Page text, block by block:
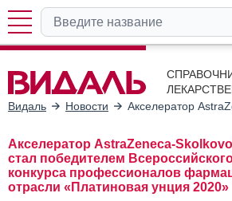
Видаль
Новости Акселератор
Акселератор AstraZeneca-
стал победителем
конкурса профессионалов
отрасли «Платиновая унция 2020»